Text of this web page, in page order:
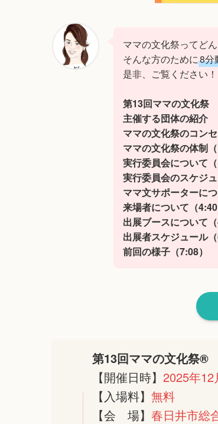
ママの文化祭ってど
そんな方のために8分
是非、ご覧ください！
第13回ママの文化
主催する団体の紹介
ママの文化祭のコン
ママの文化祭の体制
実行委員会について
実行委員会のスケジ
ママ文サポーターに
来場者について（
出展ブースについて
出展者スケジュール
前回の様子（7:08）
第13回ママの文化祭®
【開催日時】 2025年
【入場料】 無料
【会 場】 春日井市総